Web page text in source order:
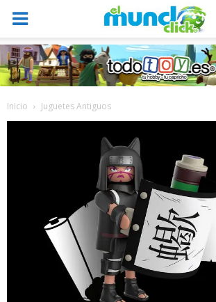
Inicio Juguetes Antiguos